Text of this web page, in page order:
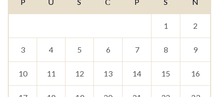
1 2
3 4 5 6 7 8 9
10 11 12 13 14 15 16